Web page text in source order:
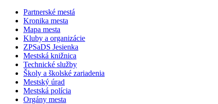
Partnerské mestá
Kronika mesta
Mapa mesta
Kluby a organizácie
ZPSaDS Jesienka
Mestská knižnica
Technické služby
Školy a školské zariadenia
Mestský úrad
Mestská polícia
Orgány mesta